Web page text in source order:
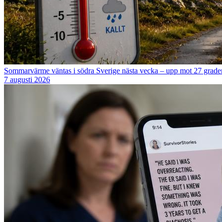
Sommarvärme väntas i södra Sverige nästa vecka – upp mot 27
7 augusti 2026